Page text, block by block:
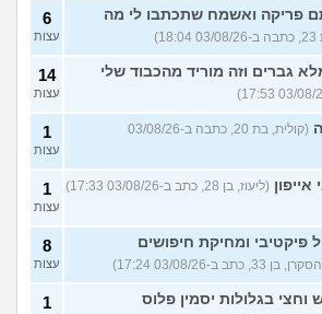
פריקה ואשמח שתכתבו לי מה
6
עצות
גברים וזה מוריד מהכבוד שלי 14
עצות
(קולית, בת 20, כתבה ב-03/08/26
1
עצות
(ליעוז, בן 28, כתב ב-03/08/26 17:33) 1
עצות
ומחיקת חיפושים
כתב ב-03/08/26 17:24)
8
עצות
בגלולות יסמין פלוס 1